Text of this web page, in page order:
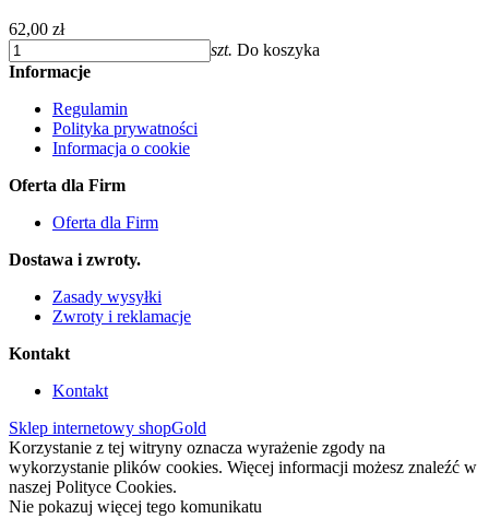
62,00 zł
szt. Do koszyka
Informacje
Regulamin
Polityka prywatności
Informacja o cookie
Oferta dla Firm
Oferta dla Firm
Dostawa i zwroty.
Zasady wysyłki
Zwroty i reklamacje
Kontakt
Kontakt
Sklep internetowy shopGold
Korzystanie z tej witryny oznacza wyrażenie zgody na
wykorzystanie plików cookies. Więcej informacji możesz znaleźć w
naszej Polityce Cookies.
Nie pokazuj więcej tego komunikatu